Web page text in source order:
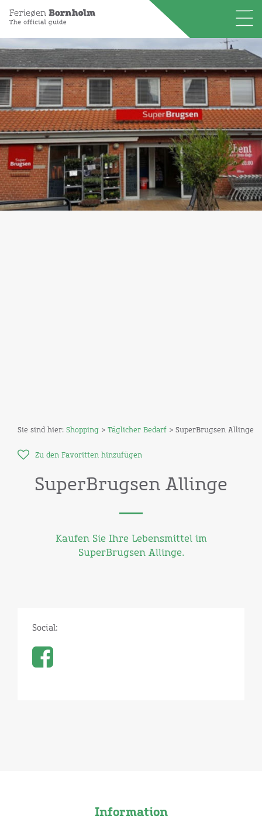
Sie sind hier: Shopping > Täglicher Bedarf > SuperBrugsen Allinge
Zu den Favoritten hinzufügen
SuperBrugsen Allinge
Kaufen Sie Ihre Lebensmittel im
SuperBrugsen Allinge.
Social:
Information